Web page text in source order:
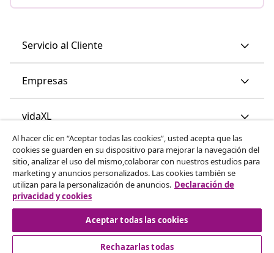
Servicio al Cliente
Empresas
vidaXL
Descubre mas
© 2008-2026 vidaXL www.vidaxl.es es una página web de
Al hacer clic en “Aceptar todas las cookies”, usted acepta que las
cookies se guarden en su dispositivo para mejorar la navegación del
sitio, analizar el uso del mismo,colaborar con nuestros estudios para
marketing y anuncios personalizados. Las cookies también se
utilizan para la personalización de anuncios. Declaración de
privacidad y cookies
Aceptar todas las cookies
Rechazarlas todas